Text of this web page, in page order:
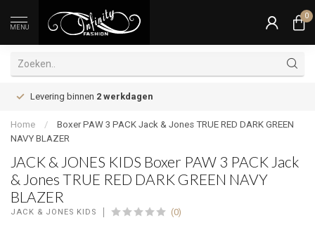
MENU
0
Levering binnen 2 werkdagen
Home /
Boxer PAW 3 PACK Jack & Jones TRUE RED DARK GREEN
NAVY BLAZER
JACK & JONES KIDS Boxer PAW 3 PACK Jack
& Jones TRUE RED DARK GREEN NAVY
BLAZER
JACK & JONES KIDS (0)